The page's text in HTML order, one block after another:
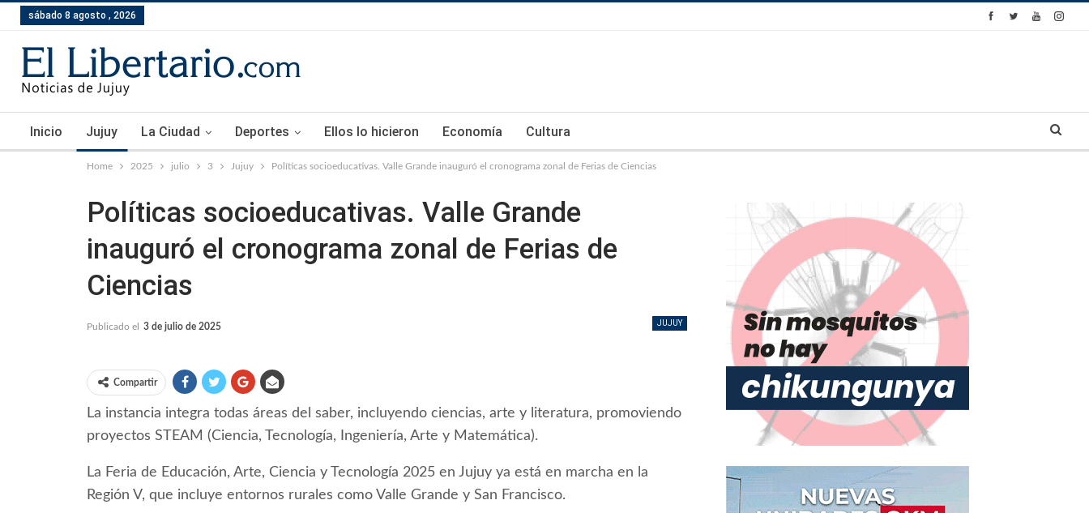
sábado 8 agosto , 2026
Inicio Jujuy La Ciudad Deportes Ellos lo hicieron Economía Cultura
Home 2025 julio 3 Jujuy Políticas socioeducativas. Valle Grande inauguró el cronograma zonal de Ferias de Ciencias
Políticas socioeducativas. Valle Grande
inauguró el cronograma zonal de Ferias de
Ciencias
JUJUY
Publicado el 3 de julio de 2025
Compartir
La instancia integra todas áreas del saber, incluyendo ciencias, arte y literatura, promoviendo
proyectos STEAM (Ciencia, Tecnología, Ingeniería, Arte y Matemática).
La Feria de Educación, Arte, Ciencia y Tecnología 2025 en Jujuy ya está en marcha en la
Región V, que incluye entornos rurales como Valle Grande y San Francisco.